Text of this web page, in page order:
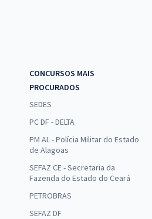
CONCURSOS MAIS
PROCURADOS
SEDES
PC DF - DELTA
PM AL - Polícia Militar do Estado
de Alagoas
SEFAZ CE - Secretaria da
Fazenda do Estado do Ceará
PETROBRAS
SEFAZ DF